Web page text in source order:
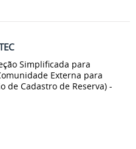
Simplificada para
Externa para
de Cadastro de Reserva) -